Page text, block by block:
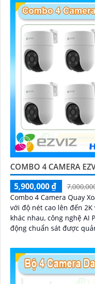
COMBO 4 CAMERA
5,900,000 ₫
Combo 4 Camera Quay
với độ nét cao lên đến
khác nhau, công nghệ AI
động chuẩn sát được